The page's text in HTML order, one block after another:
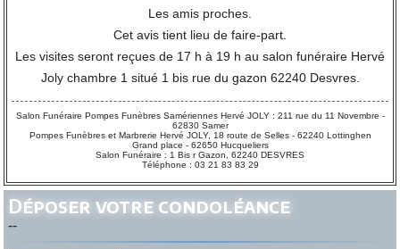
Les amis proches.
Cet avis tient lieu de faire-part.
Les visites seront reçues de 17 h à 19 h au salon funéraire Hervé
Joly chambre 1 situé 1 bis rue du gazon 62240 Desvres.
Salon Funéraire Pompes Funèbres Samériennes Hervé JOLY : 211 rue du 11 Novembre -
62830 Samer
Pompes Funèbres et Marbrerie Hervé JOLY, 18 route de Selles - 62240 Lottinghen
Grand place - 62650 Hucqueliers
Salon Funéraire : 1 Bis r Gazon, 62240 DESVRES
Téléphone : 03 21 83 83 29
Déposer votre condoléance
--